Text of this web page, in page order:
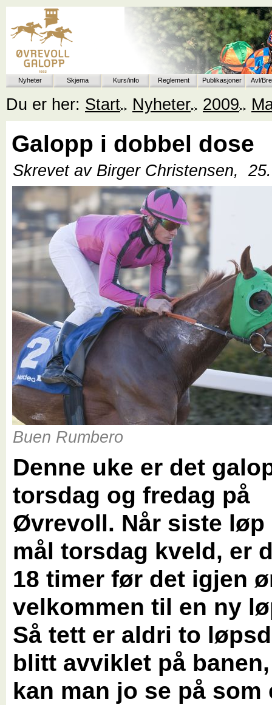
Nyheter Skjema Kurs/info Reglement Publikasjoner Avl/
Du er her: Start Nyheter 2009
Galopp i dobbel dose
Skrevet av Birger Christensen,
Buen Rumbero
Denne uke er det
torsdag og fredag på
Øvrevoll. Når siste løp
mål torsdag kveld, er
18 timer før det igjen
velkommen til en ny
Så tett er aldri to
blitt avviklet på
kan man jo se på som